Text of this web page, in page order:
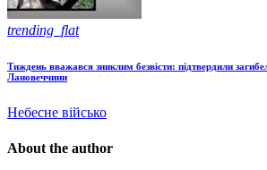
trending_flat
Тиждень вважався зниклим безвісти: підтвердили
Лановеччини
Небесне військо
About the author